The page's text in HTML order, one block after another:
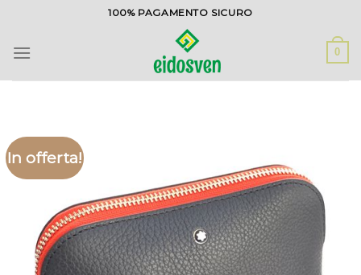
contenuti
100% PAGAMENTO SICURO
0
In offerta!